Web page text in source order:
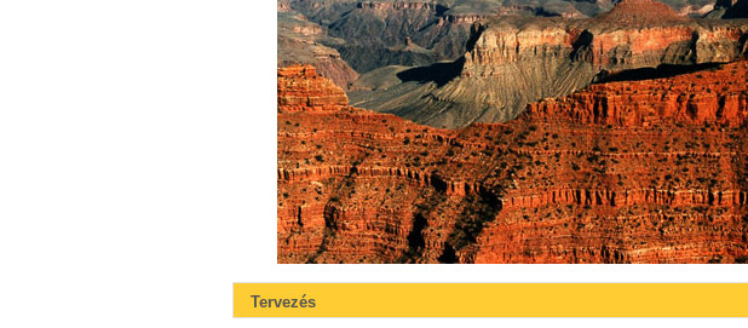
Tervezés